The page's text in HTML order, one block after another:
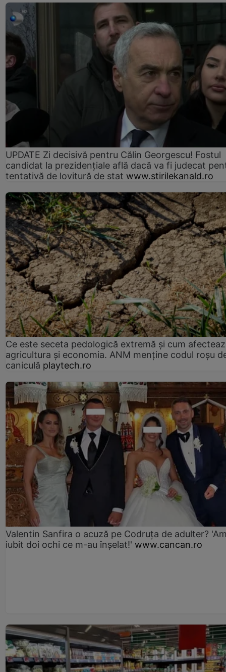
UPDATE Zi decisivă pentru Călin Georgescu! Fostul
candidat la prezidențiale află dacă va fi judecat
tentativă de lovitură de stat www.stirilekanald.ro
Ce este seceta pedologică extremă și cum
agricultura și economia. ANM menține codul roșu
caniculă playtech.ro
Valentin Sanfira o acuză pe Codruța de adulter?
iubit doi ochi ce m-au înșelat!' www.cancan.ro